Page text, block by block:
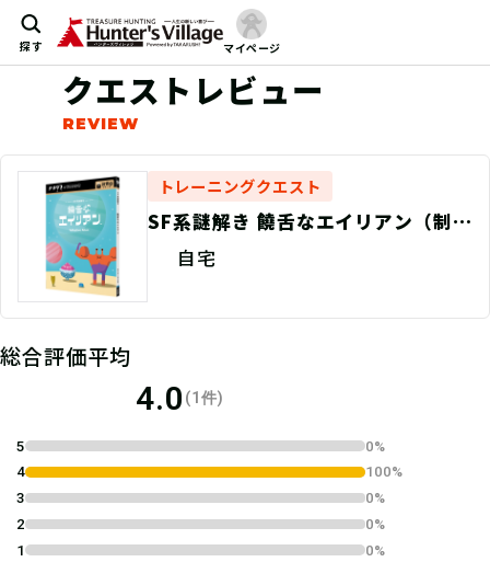
探す マイページ
クエストレビュー
トレーニングクエスト
SF系謎解き 饒舌なエイリアン（制
作：ClaGla）
自宅
総合評価平均
4.0 (1件)
5
0%
4
100%
3
0%
2
0%
1
0%